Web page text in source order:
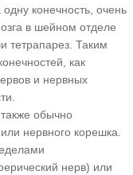
конечность, очень
в шейном отделе
тетрапарез. Таким
как
и нервных
обычно
нервного корешка.
нерв) или